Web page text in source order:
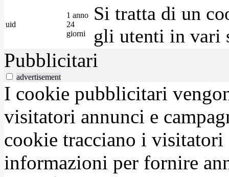
uid
1 anno
24
giorni
Si tratta di un
gli utenti in vari
Pubblicitari
advertisement
I cookie pubblicitari
visitatori annunci e
cookie tracciano i visitatori
informazioni per fornire